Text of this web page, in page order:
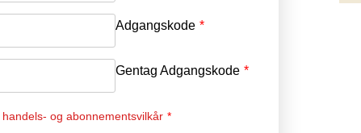
Adgangskode *
Gentag Adgangskode *
handels- og abonnementsvilkår *